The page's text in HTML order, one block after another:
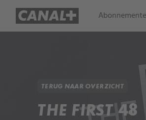
TERUG NAAR OVERZICHT
THE FIRST 48